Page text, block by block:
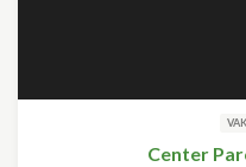
Center